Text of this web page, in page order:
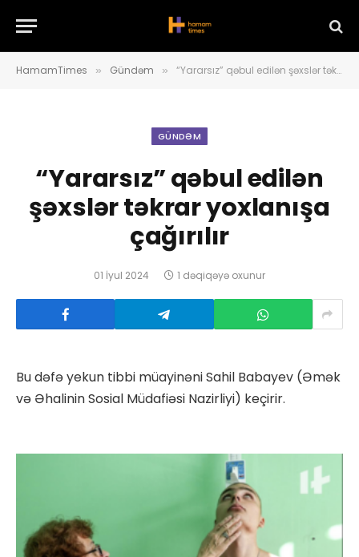
HamamTimes » Gündəm » “Yararsız” qəbul edilən şəxslər təkrar yoxlanışa çağırılır
GÜNDƏM
“Yararsız” qəbul edilən
şəxslər təkrar yoxlanışa
çağırılır
01 İyul 2024 1 dəqiqəyə oxunur
Bu dəfə yekun tibbi müayinəni Sahil Babayev (Əmək
və Əhalinin Sosial Müdafiəsi Nazirliyi) keçirir.